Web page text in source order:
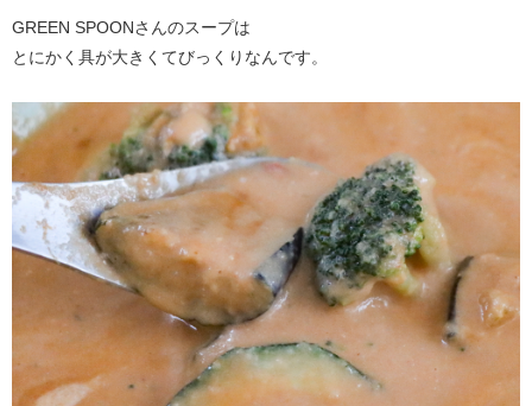
GREEN SPOONさんのスープは
とにかく具が大きくてびっくりなんです。